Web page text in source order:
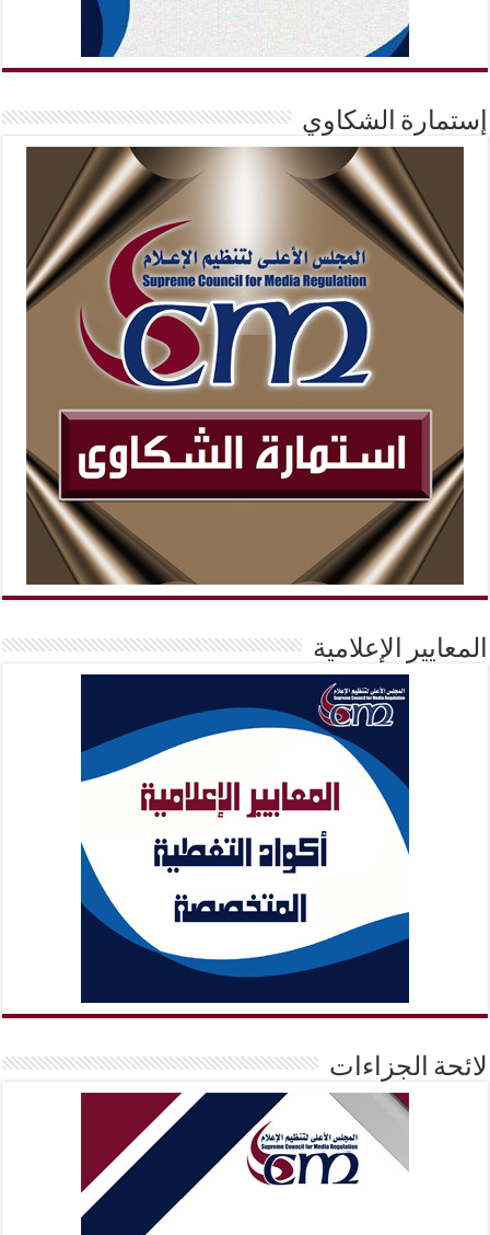
إستمارة الشكاوي
المعايير الإعلامية
لائحة الجزاءات